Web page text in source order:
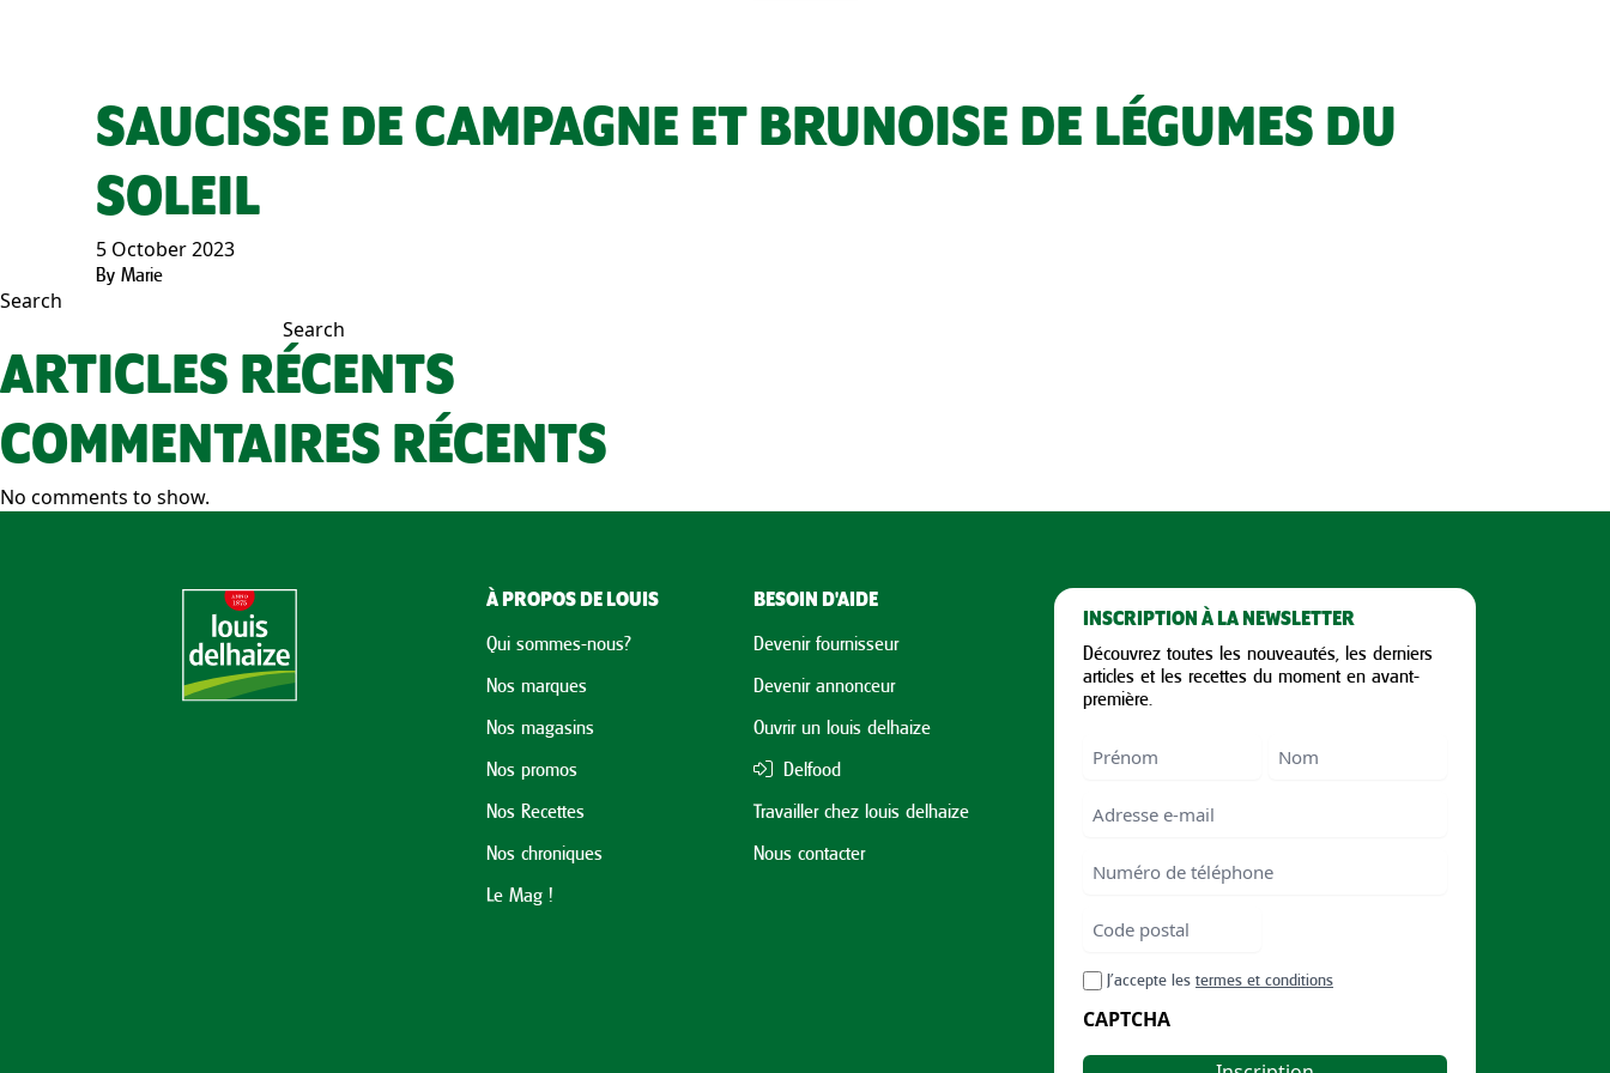
SAUCISSE DE CAMPAGNE ET BRUNOISE DE LÉGUMES DU
SOLEIL
5 October 2023
By Marie
Search
Search
ARTICLES RÉCENTS
COMMENTAIRES RÉCENTS
No comments to show.
À PROPOS DE LOUIS
Qui sommes-nous?
Nos marques
Nos magasins
Nos promos
Nos Recettes
Nos chroniques
Le Mag !
BESOIN D'AIDE
Devenir fournisseur
Devenir annonceur
Ouvrir un louis delhaize
Delfood
Travailler chez louis delhaize
Nous contacter
INSCRIPTION À LA NEWSLETTER
Découvrez toutes les nouveautés, les derniers
articles et les recettes du moment en avant-
première.
Nom
Email
Numéro
téléphone
Code
postal
Code
postal
RGPDJ’accepte les termes et conditions
CAPTCHA